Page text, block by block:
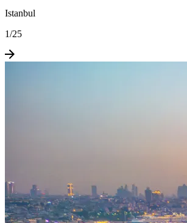
Istanbul
1/25